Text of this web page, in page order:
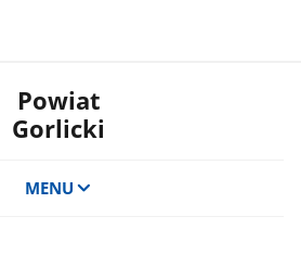
Powiat
Gorlicki
MENU